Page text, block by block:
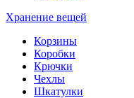
Хранение вещей
Корзины
Коробки
Крючки
Чехлы
Шкатулки